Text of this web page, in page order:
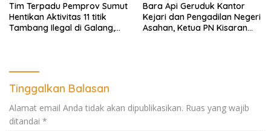
Tim Terpadu Pemprov Sumut
Hentikan Aktivitas 11 titik
Tambang Ilegal di Galang,
Bara Api Geruduk Kantor
Kejari dan Pengadilan Negeri
Asahan, Ketua PN Kisaran
Tinggalkan Balasan
Alamat email Anda tidak akan dipublikasikan. Ruas yang wajib
ditandai *